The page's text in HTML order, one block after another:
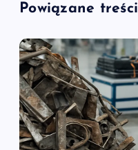
Powiązane treści